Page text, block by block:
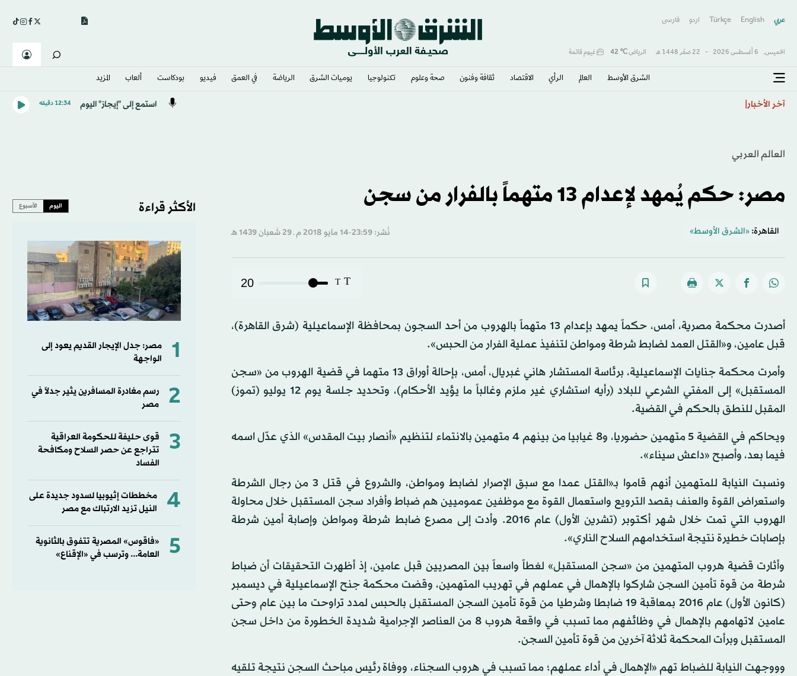
عربي English
Türkçe اردو فارسى
الخميس, 6 أغسطس 2026 - 22 صفَر 1448 هـ الرياض℃
42 غيوم قاتمة
الشرق الأوسط​ العالم الرأي الاقتصاد ثقافة وفنون صحة وعلوم تكنولوجيا يوميات الشرق​ الرياضة في العمق فيديو بودكاست ألعاب المزيد
آخر الأخبار استمع إلى "إيجاز" اليوم 12:34 دقيقه
العالم العربي
مصر: حكم يُمهد لإعدام 13 متهماً بالفرار من سجن
القاهرة: «الشرق الأوسط» نُشر: 23:59-14 مايو 2018 م ـ 29 شَعبان 1439 هـ
T
T
20
أصدرت محكمة مصرية، أمس، حكماً يمهد بإعدام 13 متهماً بالهروب من أحد السجون بمحافظة الإسماعيلية (شرق القاهرة)،
قبل عامين، و«القتل العمد لضابط شرطة ومواطن لتنفيذ عملية الفرار من الحبس».
وأمرت محكمة جنايات الإسماعيلية، برئاسة المستشار هاني غبريال، أمس، بإحالة أوراق 13 متهما في قضية الهروب من «سجن
المستقبل» إلى المفتي الشرعي للبلاد (رأيه استشاري غير ملزم وغالباً ما يؤيد الأحكام)، وتحديد جلسة يوم 12 يوليو (تموز)
المقبل للنطق بالحكم في القضية.
ويحاكم في القضية 5 متهمين حضوريا، و8 غيابيا من بينهم 4 متهمين بالانتماء لتنظيم «أنصار بيت المقدس» الذي عدّل اسمه
فيما بعد، وأصبح «داعش سيناء».
ونسبت النيابة للمتهمين أنهم قاموا بـ«القتل عمدا مع سبق الإصرار لضابط ومواطن، والشروع في قتل 3 من رجال الشرطة
واستعراض القوة والعنف بقصد الترويع واستعمال القوة مع موظفين عموميين هم ضباط وأفراد سجن المستقبل خلال محاولة
الهروب التي تمت خلال شهر أكتوبر (تشرين الأول) عام 2016. وأدت إلى مصرع ضابط شرطة ومواطن وإصابة أمين شرطة
بإصابات خطيرة نتيجة استخدامهم السلاح الناري».
وأثارت قضية هروب المتهمين من «سجن المستقبل» لغطاً واسعاً بين المصريين قبل عامين، إذ أظهرت التحقيقات أن ضباط
شرطة من قوة تأمين السجن شاركوا بالإهمال في عملهم في تهريب المتهمين، وقضت محكمة جنح الإسماعيلية في ديسمبر
(كانون الأول) عام 2016 بمعاقبة 19 ضابطا وشرطيا من قوة تأمين السجن المستقبل بالحبس لمدد تراوحت ما بين عام وحتى
عامين لاتهامهم بالإهمال في وظائفهم مما تسبب في واقعة هروب 8 من العناصر الإجرامية شديدة الخطورة من داخل سجن
المستقبل وبرأت المحكمة ثلاثة آخرين من قوة تأمين السجن.
وووجهت النيابة للضباط تهم «الإهمال في أداء عملهم؛ مما تسبب في هروب السجناء، ووفاة رئيس مباحث السجن نتيجة تلقيه
الأكثر قراءة اليوم الأسبوع
1
مصر: جدل الإيجار القديم يعود إلى
الواجهة
2
رسم مغادرة المسافرين يثير جدلاً في
مصر
3
قوى حليفة للحكومة العراقية
تتراجع عن حصر السلاح ومكافحة
الفساد
4
مخططات إثيوبيا لسدود جديدة على
النيل تزيد الارتباك مع مصر
5
«فاقوس» المصرية تتفوق بالثانوية
العامة... وترسب في «الإقناع»